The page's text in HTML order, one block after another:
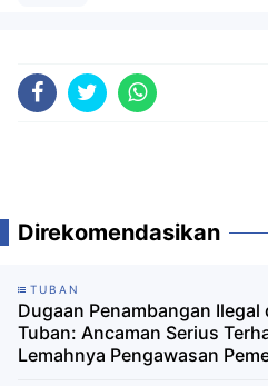
Direkomendasikan
TUBAN
Dugaan Penambangan
Tuban: Ancaman Serius
Lemahnya Pengawasan